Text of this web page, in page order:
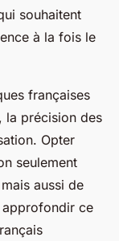
souhaitent
à la fois le
françaises
la précision des
Opter
seulement
aussi de
approfondir ce